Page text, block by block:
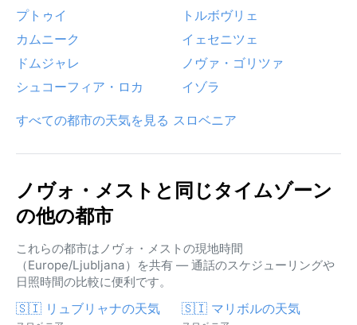
プトゥイ
トルボヴリェ
カムニーク
イェセニツェ
ドムジャレ
ノヴァ・ゴリツァ
シュコーフィア・ロカ
イゾラ
すべての都市の天気を見る スロベニア
ノヴォ・メストと同じタイムゾーン
の他の都市
これらの都市はノヴォ・メストの現地時間
（Europe/Ljubljana）を共有 — 通話のスケジューリングや
日照時間の比較に便利です。
🇸🇮 リュブリャナの天気 🇸🇮 マリボルの天気